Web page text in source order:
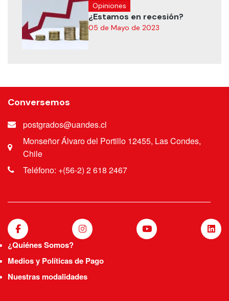
Opiniones
¿Estamos en recesión?
05 de Mayo de 2023
Conversemos
postgrados@uandes.cl
Monseñor Álvaro del Portillo 12455, Las Condes,
Chile
Teléfono: +(56-2) 2 618 2467
¿Quiénes Somos?
Medios y Políticas de Pago
Nuestras modalidades